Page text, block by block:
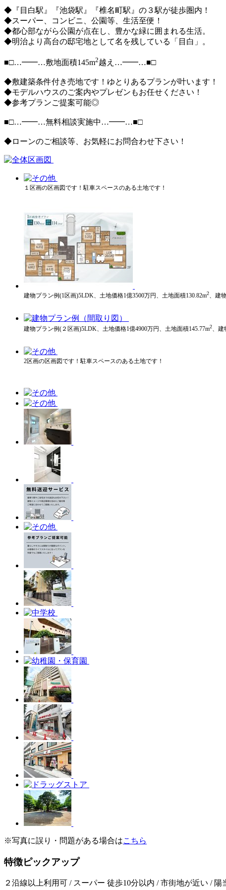
◆『目白駅』『池袋駅』『椎名町駅』の３駅が徒歩圏内！
◆スーパー、コンビニ、公園等、生活至便！
◆都心部ながら公園が点在し、豊かな緑に囲まれる生活。
◆明治より高台の邸宅地として名を残している「目白」。
■□…━━…敷地面積145m2越え…━━…■□
◆敷建築条件付き売地です！ゆとりあるプランが叶います！
◆モデルハウスのご案内やプレゼンもお任せください！
◆参考プランご提案可能◎
■□…━━…無料相談実施中…━━…■□
◆ローンのご相談等、お気軽にお問合わせ下さい！
１区画の区画図です！駐車スペースのある土地です！
建物プラン例(1区画)5LDK、土地価格1億3500万円、土地面積130.82m2、建
建物プラン例(２区画)5LDK、土地価格1億4900万円、土地面積145.77m2、建
2区画の区画図です！駐車スペースのある土地です！
※写真に誤り・問題がある場合はこちら
特徴ピックアップ
２沿線以上利用可 / スーパー 徒歩10分以内 / 市街地が近い /